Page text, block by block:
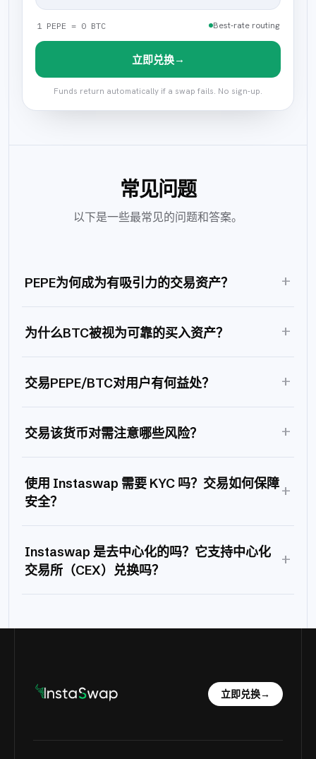
1 PEPE = 0 BTC Best-rate routing
立即兑换→
Funds return automatically if a swap fails. No sign-up.
常见问题
以下是一些最常见的问题和答案。
PEPE为何成为有吸引力的交易资产？ +
为什么BTC被视为可靠的买入资产？ +
交易PEPE/BTC对用户有何益处？ +
交易该货币对需注意哪些风险？ +
使用 Instaswap 需要 KYC 吗？交易如何保障
安全？
+
Instaswap 是去中心化的吗？它支持中心化
交易所（CEX）兑换吗？
+
立即兑换→